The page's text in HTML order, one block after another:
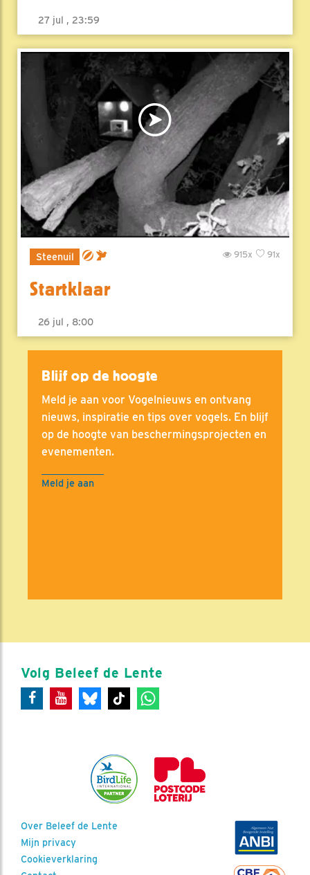
27 jul , 23:59
Steenuil 91x
915x
Startklaar
26 jul , 8:00
Blijf op de hoogte
Meld je aan voor Vogelnieuws en ontvang
nieuws, inspiratie en tips over vogels. En blijf
op de hoogte van beschermingsprojecten en
evenementen.
Meld je aan
Volg Beleef de Lente
Over Beleef de Lente
Mijn privacy
Cookieverklaring